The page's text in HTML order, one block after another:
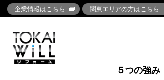
企業情報はこちら 関東エリアの方はこちら
５つの強み